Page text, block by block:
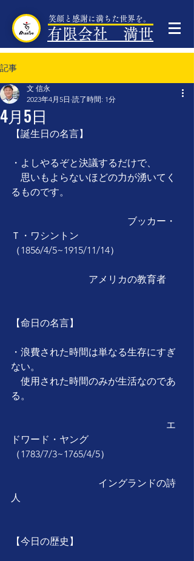
笑顔と感謝に満ちた世界を。
有限会社 満世
記事
4月5日
文 信永
2023年4月5日 読了時間: 1分
【誕生日の名言】
・よしやるぞと決議するだけで、
思いもよらないほどの力が湧いてく
るものです。
ブッカー・
Ｔ・ワシントン
（1856/4/5~1915/11/14）
アメリカの教育者
【命日の名言】
・浪費された時間は単なる生存にすぎ
ない。
使用された時間のみが生活なのであ
る。
エ
ドワード・ヤング
（1783/7/3~1765/4/5）
イングランドの詩
人
【今日の歴史】